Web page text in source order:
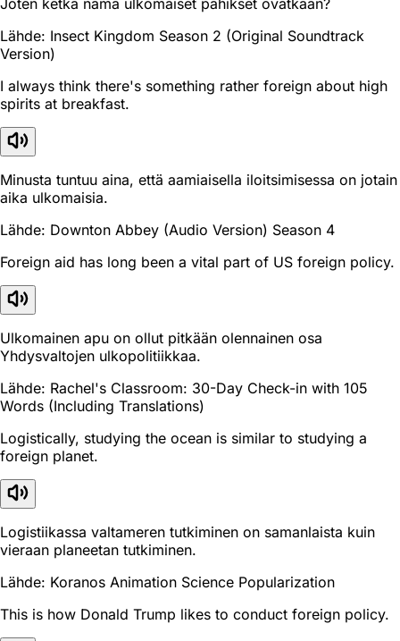
Lähde: Insect Kingdom Season 2 (Original Soundtrack
Version)
I always think there's something rather foreign about high
spirits at breakfast.
Minusta tuntuu aina, että aamiaisella iloitsimisessa on jotain
aika ulkomaisia.
Lähde: Downton Abbey (Audio Version) Season 4
Foreign aid has long been a vital part of US foreign policy.
Ulkomainen apu on ollut pitkään olennainen osa
Yhdysvaltojen ulkopolitiikkaa.
Lähde: Rachel's Classroom: 30-Day Check-in with 105
Words (Including Translations)
Logistically, studying the ocean is similar to studying a
foreign planet.
Logistiikassa valtameren tutkiminen on samanlaista kuin
vieraan planeetan tutkiminen.
Lähde: Koranos Animation Science Popularization
This is how Donald Trump likes to conduct foreign policy.